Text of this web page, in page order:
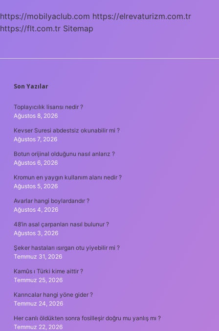
https://mobilyaclub.com https://elrevaturizm.com.tr
https://flt.com.tr Sitemap
SIDEBAR
Son Yazılar
Toplayıcılık lisansı nedir ?
Ağustos 8, 2026
Kevser Suresi abdestsiz okunabilir mi ?
Ağustos 7, 2026
Botun orijinal olduğunu nasıl anlarız ?
Ağustos 6, 2026
Kromun en yaygın kullanım alanı nedir ?
Ağustos 5, 2026
Avarlar hangi boylardandır ?
Ağustos 4, 2026
48’in asal çarpanları nasıl bulunur ?
Ağustos 3, 2026
Şeker hastaları ısırgan otu yiyebilir mi ?
Temmuz 31, 2026
Kamûs ı Türki kime aittir ?
Temmuz 25, 2026
Karıncalar hangi yöne gider ?
Temmuz 24, 2026
Her canlı öldükten sonra fosilleşir doğru mu yanlış mı ?
Temmuz 22, 2026